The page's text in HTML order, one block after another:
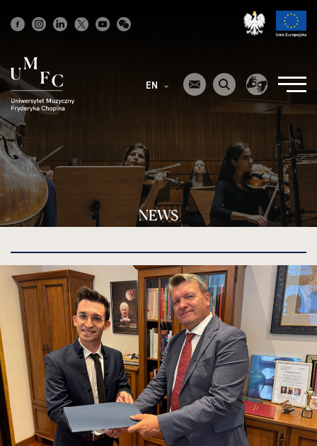
główna
EN
NEWS
kliknięcie
spowoduje
powiększenie
zdjęcia
do
rozmiarów
oryginalnych